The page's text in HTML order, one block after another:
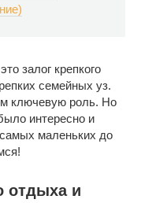
залог крепкого
семейных уз.
ключевую роль. Но
интересно и
маленьких до
отдыха и